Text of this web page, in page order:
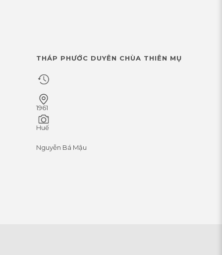
THÁP PHƯỚC DUYÊN CHÙA THIÊN MỤ
1961
Huế
Nguyễn Bá Mậu